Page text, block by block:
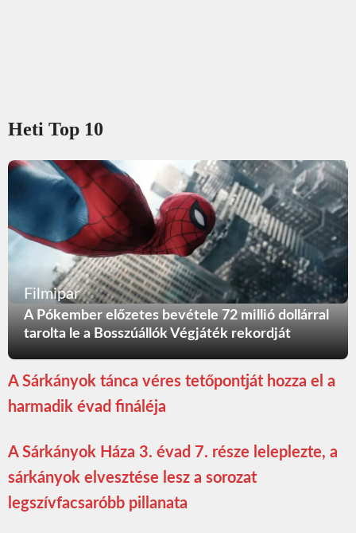
Heti Top 10
Filmipar
A Pókember előzetes bevétele 72 millió dollárral
tarolta le a Bosszúállók Végjáték rekordját
A Sárkányok tánca véres tetőpontját hozza el a
harmadik évad fináléja
A Sárkányok Háza 3. évad 7. része leleplezte, a
sárkányok elvesztése lesz a sorozat
legszívfacsaróbb pillanata